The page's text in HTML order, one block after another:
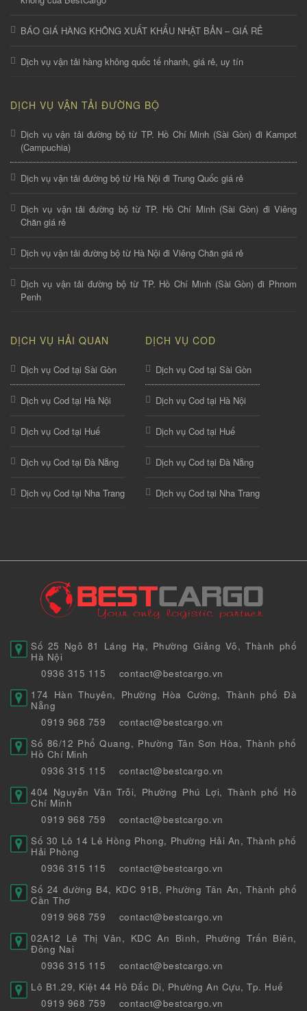
BÁO GIÁ HÀNG KHÔNG XUẤT KHẨU NHẬT BẢN – GIÁ RẺ
Dịch vụ vận tải hàng không quốc tế nhanh, giá rẻ, uy tín
DỊCH VỤ VẬN TẢI ĐƯỜNG BỘ
Dịch vụ vận tải đường bộ từ TP. Hồ Chí Minh (Sài Gòn) đi Kampot
(Campuchia)
Dịch vụ vận tải đường bộ từ Hà Nội đi Trung Quốc giá rẻ
Dịch vụ vận tải đường bộ từ TP. Hồ Chí Minh (Sài Gòn) đi Viêng
Chăn giá rẻ
Dịch vụ vận tải đường bộ từ Hà Nội đi Viêng Chăn giá rẻ
Dịch vụ vận tải đường bộ từ TP. Hồ Chí Minh (Sài Gòn) đi Phnom
Penh
DỊCH VỤ HẢI QUAN
Dịch vụ Cod tại Sài Gòn
Dịch vụ Cod tại Hà Nội
Dịch vụ Cod tại Huế
Dịch vụ Cod tại Đà Nẵng
Dịch vụ Cod tại Nha Trang
DỊCH VỤ COD
Dịch vụ Cod tại Sài Gòn
Dịch vụ Cod tại Hà Nội
Dịch vụ Cod tại Huế
Dịch vụ Cod tại Đà Nẵng
Dịch vụ Cod tại Nha Trang
Số 25 Ngõ 81 Láng Hạ, Phường Giảng Võ, Thành phố
Hà Nội
0936 315 115
contact@bestcargo.vn
174 Hàn Thuyên, Phường Hòa Cường, Thành phố Đà
Nẵng
0919 968 759
contact@bestcargo.vn
Số 86/12 Phổ Quang, Phường Tân Sơn Hòa, Thành phố
Hồ Chí Minh
0936 315 115
contact@bestcargo.vn
404 Nguyễn Văn Trỗi, Phường Phú Lợi, Thành phố Hồ
Chí Minh
0919 968 759
contact@bestcargo.vn
Số 30 Lô 14 Lê Hồng Phong, Phường Hải An, Thành phố
Hải Phòng
0936 315 115
contact@bestcargo.vn
Số 24 đường B4, KDC 91B, Phường Tân An, Thành phố
Cần Thơ
0919 968 759
contact@bestcargo.vn
02A12 Lê Thị Vân, KDC An Bình, Phường Trấn Biên,
Đồng Nai
0936 315 115
contact@bestcargo.vn
Lô B1.29, Kiệt 44 Hồ Đắc Di, Phường An Cựu, Tp. Huế
0919 968 759
contact@bestcargo.vn